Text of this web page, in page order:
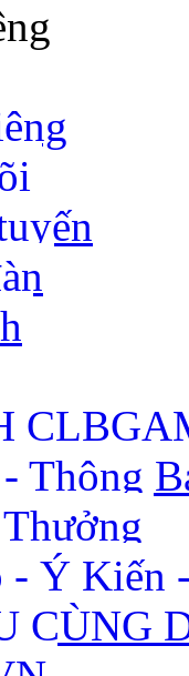
Thông
- Ý Kiến
CÙNG